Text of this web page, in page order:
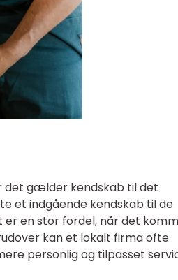
gælder kendskab til det
et indgående kendskab til de
en stor fordel, når det
kan et lokalt firma ofte
personlig og tilpasset